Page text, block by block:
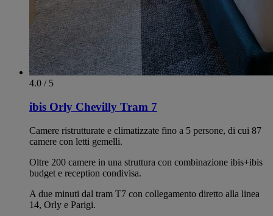
4.0 / 5
ibis Orly Chevilly Tram 7
Camere ristrutturate e climatizzate fino a 5 persone, di cui 87
camere con letti gemelli.
Oltre 200 camere in una struttura con combinazione ibis+ibis
budget e reception condivisa.
A due minuti dal tram T7 con collegamento diretto alla linea
14, Orly e Parigi.